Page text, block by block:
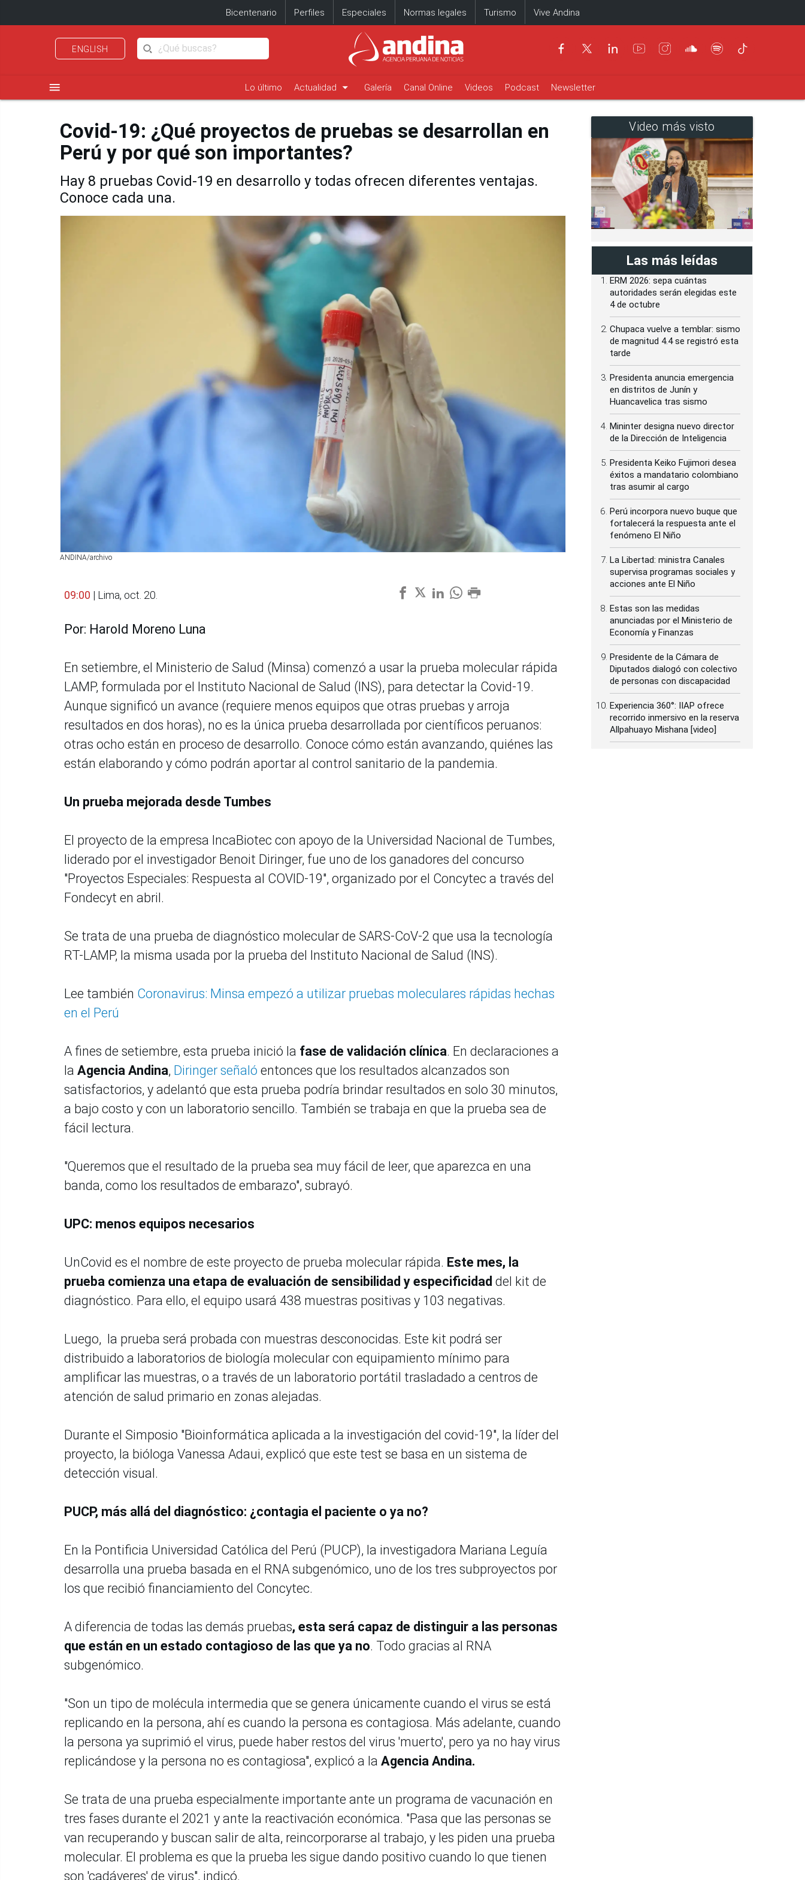
Bicentenario Perfiles Especiales Normas legales Turismo Vive Andina
ENGLISH
menu Lo último Actualidad arrow_drop_down Galería Canal Online Videos Podcast Newsletter
Covid-19: ¿Qué proyectos de pruebas se desarrollan en
Perú y por qué son importantes?
Hay 8 pruebas Covid-19 en desarrollo y todas ofrecen diferentes ventajas.
Conoce cada una.
ANDINA/archivo
09:00 | Lima, oct. 20.
Por: Harold Moreno Luna
En setiembre, el Ministerio de Salud (Minsa) comenzó a usar la prueba molecular rápida
LAMP, formulada por el Instituto Nacional de Salud (INS), para detectar la Covid-19.
Aunque significó un avance (requiere menos equipos que otras pruebas y arroja
resultados en dos horas), no es la única prueba desarrollada por científicos peruanos:
otras ocho están en proceso de desarrollo. Conoce cómo están avanzando, quiénes las
están elaborando y cómo podrán aportar al control sanitario de la pandemia.
Un prueba mejorada desde Tumbes
El proyecto de la empresa IncaBiotec con apoyo de la Universidad Nacional de Tumbes,
liderado por el investigador Benoit Diringer, fue uno de los ganadores del concurso
"Proyectos Especiales: Respuesta al COVID-19", organizado por el Concytec a través del
Fondecyt en abril.
Se trata de una prueba de diagnóstico molecular de SARS-CoV-2 que usa la tecnología
RT-LAMP, la misma usada por la prueba del Instituto Nacional de Salud (INS).
Lee también Coronavirus: Minsa empezó a utilizar pruebas moleculares rápidas hechas
en el Perú
A fines de setiembre, esta prueba inició la fase de validación clínica. En declaraciones a
la Agencia Andina, Diringer señaló entonces que los resultados alcanzados son
satisfactorios, y adelantó que esta prueba podría brindar resultados en solo 30 minutos,
a bajo costo y con un laboratorio sencillo. También se trabaja en que la prueba sea de
fácil lectura.
"Queremos que el resultado de la prueba sea muy fácil de leer, que aparezca en una
banda, como los resultados de embarazo", subrayó.
UPC: menos equipos necesarios
UnCovid es el nombre de este proyecto de prueba molecular rápida. Este mes, la
prueba comienza una etapa de evaluación de sensibilidad y especificidad del kit de
diagnóstico. Para ello, el equipo usará 438 muestras positivas y 103 negativas.
Luego, la prueba será probada con muestras desconocidas. Este kit podrá ser
distribuido a laboratorios de biología molecular con equipamiento mínimo para
amplificar las muestras, o a través de un laboratorio portátil trasladado a centros de
atención de salud primario en zonas alejadas.
Durante el Simposio "Bioinformática aplicada a la investigación del covid-19", la líder del
proyecto, la bióloga Vanessa Adaui, explicó que este test se basa en un sistema de
detección visual.
PUCP, más allá del diagnóstico: ¿contagia el paciente o ya no?
En la Pontificia Universidad Católica del Perú (PUCP), la investigadora Mariana Leguía
desarrolla una prueba basada en el RNA subgenómico, uno de los tres subproyectos por
los que recibió financiamiento del Concytec.
A diferencia de todas las demás pruebas, esta será capaz de distinguir a las personas
que están en un estado contagioso de las que ya no. Todo gracias al RNA
subgenómico.
"Son un tipo de molécula intermedia que se genera únicamente cuando el virus se está
replicando en la persona, ahí es cuando la persona es contagiosa. Más adelante, cuando
la persona ya suprimió el virus, puede haber restos del virus 'muerto', pero ya no hay virus
replicándose y la persona no es contagiosa", explicó a la Agencia Andina.
Se trata de una prueba especialmente importante ante un programa de vacunación en
tres fases durante el 2021 y ante la reactivación económica. "Pasa que las personas se
van recuperando y buscan salir de alta, reincorporarse al trabajo, y les piden una prueba
molecular. El problema es que la prueba les sigue dando positivo cuando lo que tienen
son 'cadáveres' de virus", indicó.
Video más visto
Las más leídas
ERM 2026: sepa cuántas
autoridades serán elegidas este
4 de octubre
Chupaca vuelve a temblar: sismo
de magnitud 4.4 se registró esta
tarde
Presidenta anuncia emergencia
en distritos de Junín y
Huancavelica tras sismo
Mininter designa nuevo director
de la Dirección de Inteligencia
Presidenta Keiko Fujimori desea
éxitos a mandatario colombiano
tras asumir al cargo
Perú incorpora nuevo buque que
fortalecerá la respuesta ante el
fenómeno El Niño
La Libertad: ministra Canales
supervisa programas sociales y
acciones ante El Niño
Estas son las medidas
anunciadas por el Ministerio de
Economía y Finanzas
Presidente de la Cámara de
Diputados dialogó con colectivo
de personas con discapacidad
Experiencia 360°: IIAP ofrece
recorrido inmersivo en la reserva
Allpahuayo Mishana [video]